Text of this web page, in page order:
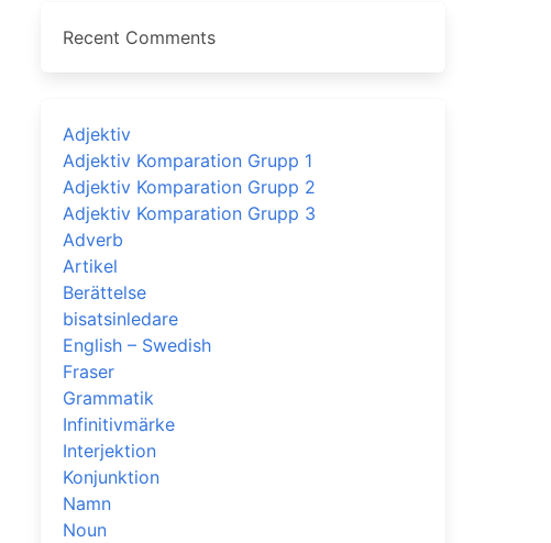
Recent Comments
Adjektiv
Adjektiv Komparation Grupp 1
Adjektiv Komparation Grupp 2
Adjektiv Komparation Grupp 3
Adverb
Artikel
Berättelse
bisatsinledare
English – Swedish
Fraser
Grammatik
Infinitivmärke
Interjektion
Konjunktion
Namn
Noun